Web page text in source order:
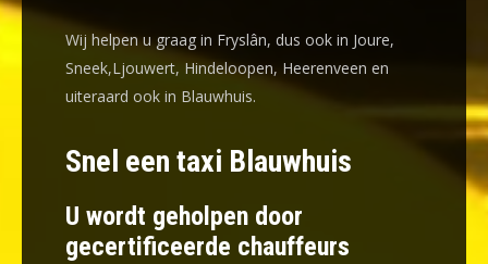
Wij helpen u graag in Fryslân, dus ook in Joure,
Sneek,Ljouwert, Hindeloopen, Heerenveen en
uiteraard ook in Blauwhuis.
Snel een taxi Blauwhuis
U wordt geholpen door
gecertificeerde chauffeurs